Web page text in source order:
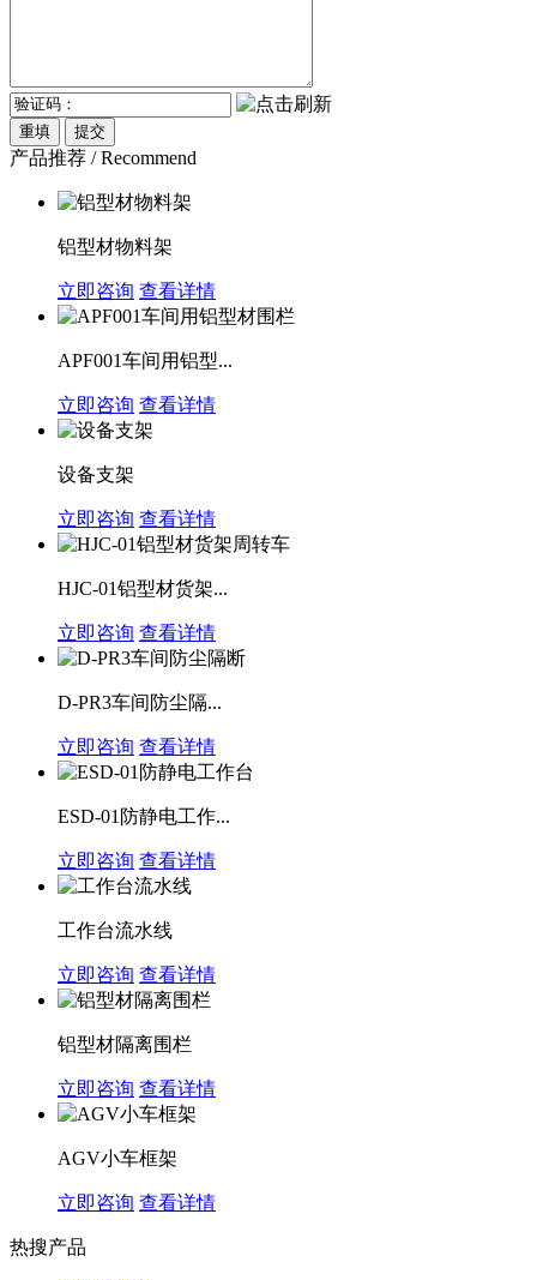
产品推荐 / Recommend
铝型材物料架
立即咨询 查看详情
APF001车间用铝型...
立即咨询 查看详情
设备支架
立即咨询 查看详情
HJC-01铝型材货架...
立即咨询 查看详情
D-PR3车间防尘隔...
立即咨询 查看详情
ESD-01防静电工作...
立即咨询 查看详情
工作台流水线
立即咨询 查看详情
铝型材隔离围栏
立即咨询 查看详情
AGV小车框架
立即咨询 查看详情
热搜产品